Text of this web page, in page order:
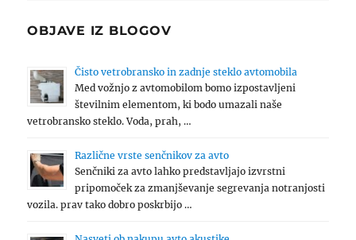
OBJAVE IZ BLOGOV
Čisto vetrobransko in zadnje steklo avtomobila
Med vožnjo z avtomobilom bomo izpostavljeni
številnim elementom, ki bodo umazali naše
vetrobransko steklo. Voda, prah, …
Različne vrste senčnikov za avto
Senčniki za avto lahko predstavljajo izvrstni
pripomoček za zmanjševanje segrevanja notranjosti
vozila. prav tako dobro poskrbijo …